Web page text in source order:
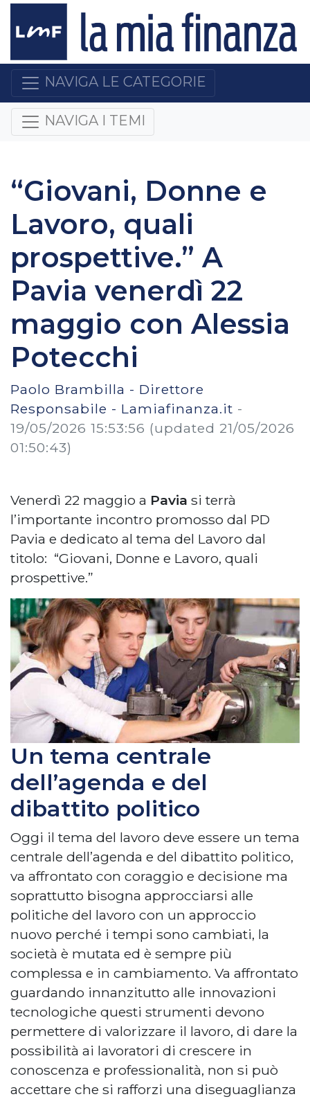
NAVIGA LE CATEGORIE
NAVIGA I TEMI
“Giovani, Donne e
Lavoro, quali
prospettive.” A
Pavia venerdì 22
maggio con Alessia
Potecchi
Paolo Brambilla - Direttore
Responsabile - Lamiafinanza.it -
19/05/2026 15:53:56 (updated 21/05/2026
01:50:43)
Venerdì 22 maggio a Pavia si terrà
l’importante incontro promosso dal PD
Pavia e dedicato al tema del Lavoro dal
titolo: “Giovani, Donne e Lavoro, quali
prospettive.”
Un tema centrale
dell’agenda e del
dibattito politico
Oggi il tema del lavoro deve essere un tema
centrale dell’agenda e del dibattito politico,
va affrontato con coraggio e decisione ma
soprattutto bisogna approcciarsi alle
politiche del lavoro con un approccio
nuovo perché i tempi sono cambiati, la
società è mutata ed è sempre più
complessa e in cambiamento. Va affrontato
guardando innanzitutto alle innovazioni
tecnologiche questi strumenti devono
permettere di valorizzare il lavoro, di dare la
possibilità ai lavoratori di crescere in
conoscenza e professionalità, non si può
accettare che si rafforzi una diseguaglianza